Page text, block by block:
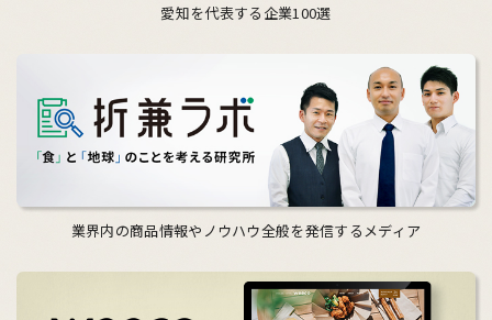
愛知を代表する企業100選
業界内の商品情報やノウハウ全般を発信するメディア